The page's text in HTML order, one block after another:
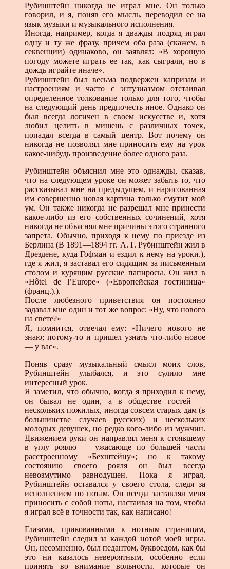
Рубинштейн никогда не играл мне. Он только
говорил, и я, поняв его мысль, переводил ее на
язык музыки и музыкального исполнения.
Иногда, например, когда я дважды подряд играл
одну и ту же фразу, причем оба раза (скажем, в
секвенции) одинаково, он заявлял: «В хорошую
погоду можете играть ее так, как сыграли, но в
дождь играйте иначе».
Рубинштейн был весьма подвержен капризам и
настроениям и часто с энтузиазмом отстаивал
определенное толкование только для того, чтобы
на следующий день предпочесть иное. Однако он
был всегда логичен в своем искусстве и, хотя
любил целить в мишень с различных точек,
попадал всегда в самый центр. Вот почему он
никогда не позволял мне приносить ему на урок
какое-нибудь произведение более одного раза.
Рубинштейн объяснил мне это однажды, сказав,
что на следующем уроке он может забыть то, что
рассказывал мне на предыдущем, и нарисованная
им совершенно новая картина только смутит мой
ум. Он также никогда не разрешал мне принести
какое-либо из его собственных сочинений, хотя
никогда не объяснял мне причины этого странного
запрета. Обычно, приходя к нему по приезде из
Берлина (В 1891—1894 гг. А. Г. Рубинштейн жил в
Дрездене, куда Гофман и ездил к нему на уроки.),
где я жил, я заставал его сидящим за письменным
столом и курящим русские папиросы. Он жил в
«Hôtel de l’Europe» («Европейская гостиница»
(франц.).).
После любезного приветствия он постоянно
задавал мне один и тот же вопрос: «Ну, что нового
на свете?»
Я, помнится, отвечал ему: «Ничего нового не
знаю; потому-то и пришел узнать что-либо новое
— у вас».
Поняв сразу музыкальный смысл моих слов,
Рубинштейн улыбался, и это сулило мне
интересный урок.
Я заметил, что обычно, когда я приходил к нему,
он бывал не один, а в обществе гостей —
нескольких пожилых, иногда совсем старых дам (в
большинстве случаев русских) и нескольких
молодых девушек, но редко кого-либо из мужчин.
Движением руки он направлял меня к стоявшему
в углу роялю — ужасающе по большей части
расстроенному «Бехштейну»; но к такому
состоянию своего рояля он был всегда
невозмутимо равнодушен. Пока я играл,
Рубинштейн оставался у своего стола, следя за
исполнением по нотам. Он всегда заставлял меня
приносить с собой ноты, настаивая на том, чтобы
я играл всё в точности так, как написано!
Глазами, прикованными к нотным страницам,
Рубинштейн следил за каждой нотой моей игры.
Он, несомненно, был педантом, буквоедом, как бы
это ни казалось невероятным, особенно если
принять во внимание вольности, которые он